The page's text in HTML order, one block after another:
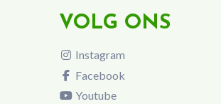
VOLG ONS
Instagram
Facebook
Youtube